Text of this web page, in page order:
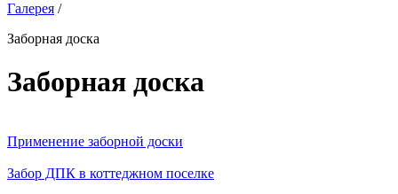
Галерея /
Заборная доска
Заборная доска
Применение заборной доски
Забор ДПК в коттеджном поселке